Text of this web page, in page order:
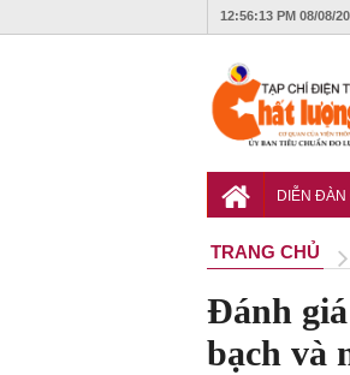
12:56:14 PM 08/08/
DIỄN ĐÀN
TRANG CHỦ
Đánh
bạch và